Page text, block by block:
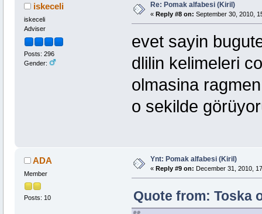
iskeceli
iskeceli
Adviser
Posts: 296
Gender:
Re: Pomak alfabesi (Kiril)
« Reply #8 on: September 30, 2010,
evet sayin
dlilin kelimeleri
olmasina
o sekilde
ADA
Member
Posts: 10
Ynt: Pomak alfabesi (Kiril)
« Reply #9 on: December 31, 2010,
Quote from: Toska